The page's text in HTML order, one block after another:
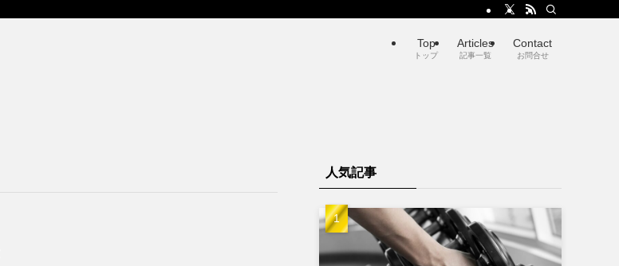
Top
トップ
Articles
記事一覧
Contact
お問合せ
人気記事